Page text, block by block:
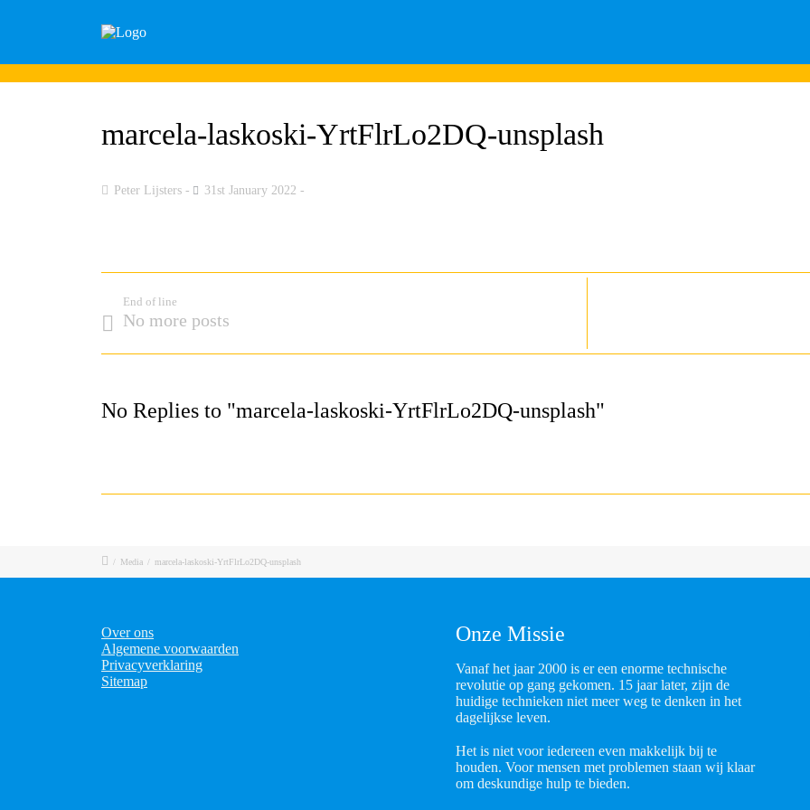
marcela-laskoski-YrtFlrLo2DQ-unsplash
Peter Lijsters 31st January 2022
End of line
No more posts
No Replies to "marcela-laskoski-YrtFlrLo2DQ-unsplash"
/ Media / marcela-laskoski-YrtFlrLo2DQ-unsplash
Over ons
Algemene voorwaarden
Privacyverklaring
Sitemap
Onze Missie
Vanaf het jaar 2000 is er een enorme technische
revolutie op gang gekomen. 15 jaar later, zijn de
huidige technieken niet meer weg te denken in het
dagelijkse leven.
Het is niet voor iedereen even makkelijk bij te
houden. Voor mensen met problemen staan wij klaar
om deskundige hulp te bieden.